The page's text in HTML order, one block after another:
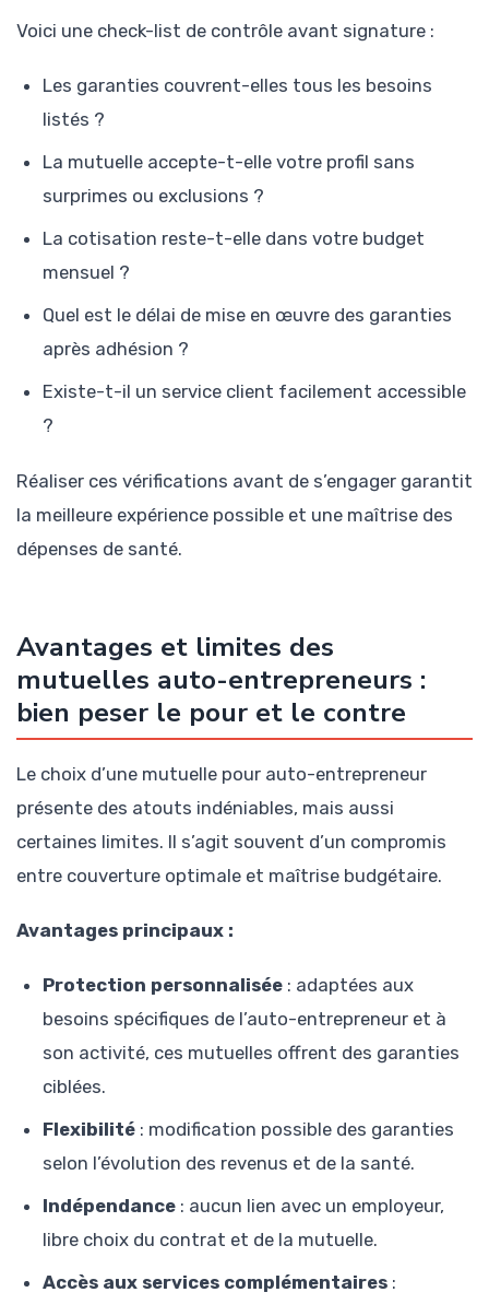
Voici une check-list de contrôle avant signature :
Les garanties couvrent-elles tous les besoins
listés ?
La mutuelle accepte-t-elle votre profil sans
surprimes ou exclusions ?
La cotisation reste-t-elle dans votre budget
mensuel ?
Quel est le délai de mise en œuvre des garanties
après adhésion ?
Existe-t-il un service client facilement accessible
?
Réaliser ces vérifications avant de s’engager garantit
la meilleure expérience possible et une maîtrise des
dépenses de santé.
Avantages et limites des
mutuelles auto-entrepreneurs :
bien peser le pour et le contre
Le choix d’une mutuelle pour auto-entrepreneur
présente des atouts indéniables, mais aussi
certaines limites. Il s’agit souvent d’un compromis
entre couverture optimale et maîtrise budgétaire.
Avantages principaux :
Protection personnalisée : adaptées aux
besoins spécifiques de l’auto-entrepreneur et à
son activité, ces mutuelles offrent des garanties
ciblées.
Flexibilité : modification possible des garanties
selon l’évolution des revenus et de la santé.
Indépendance : aucun lien avec un employeur,
libre choix du contrat et de la mutuelle.
Accès aux services complémentaires :